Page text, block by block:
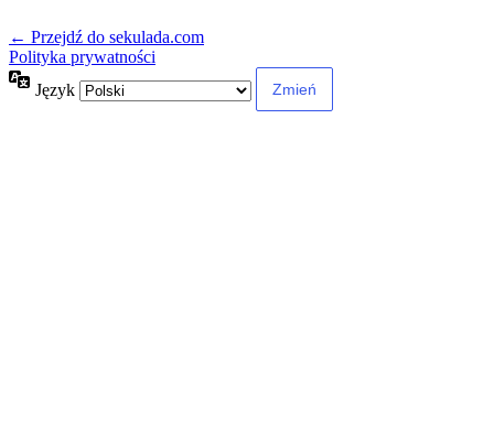
← Przejdź do sekulada.com
Polityka prywatności
Język